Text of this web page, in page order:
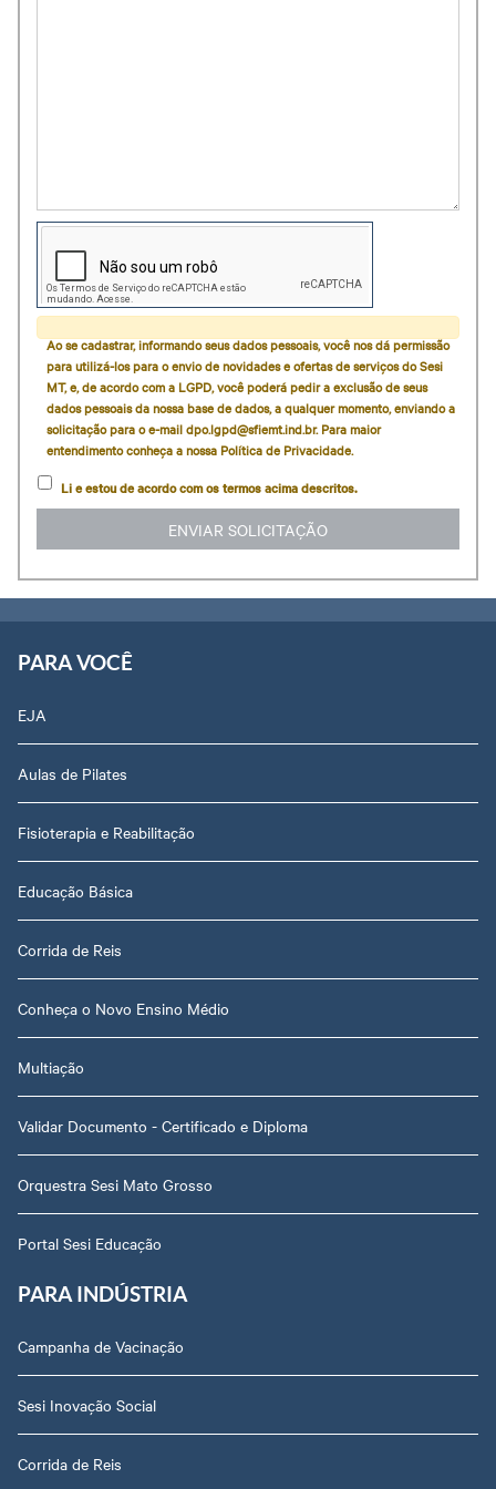
Ao se cadastrar, informando seus dados pessoais, você nos dá permissão
para utilizá-los para o envio de novidades e ofertas de serviços do Sesi
MT, e, de acordo com a LGPD, você poderá pedir a exclusão de seus
dados pessoais da nossa base de dados, a qualquer momento, enviando a
solicitação para o e-mail dpo.lgpd@sfiemt.ind.br. Para maior
entendimento conheça a nossa Política de Privacidade.
Li e estou de acordo com os termos acima descritos.
PARA VOCÊ
EJA
Aulas de Pilates
Fisioterapia e Reabilitação
Educação Básica
Corrida de Reis
Conheça o Novo Ensino Médio
Multiação
Validar Documento - Certificado e Diploma
Orquestra Sesi Mato Grosso
Portal Sesi Educação
PARA INDÚSTRIA
Campanha de Vacinação
Sesi Inovação Social
Corrida de Reis